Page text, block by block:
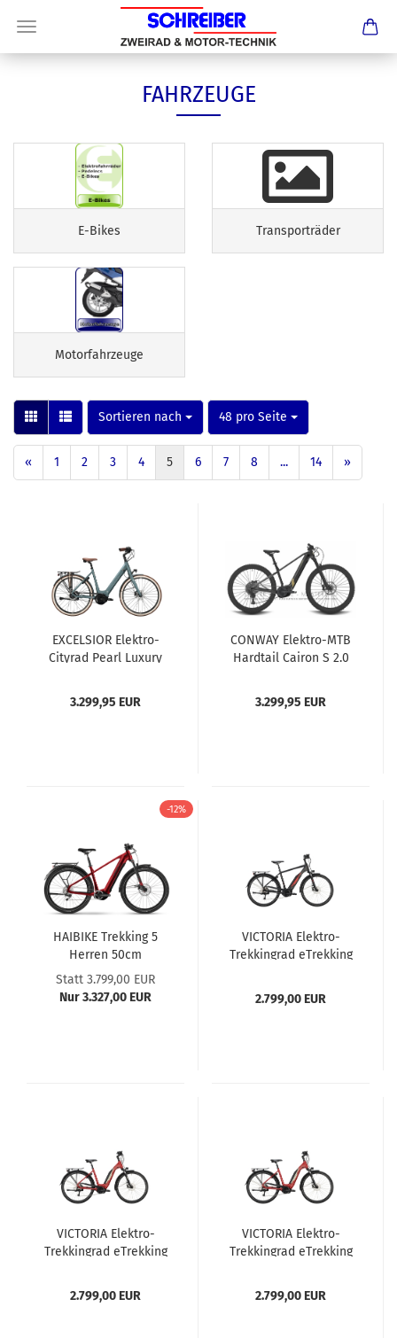
FAHRZEUGE
E-Bikes Transporträder
Motorfahrzeuge
Sortieren nach
Sortieren nach 48 pro Seite
pro Seite
« 1 2 3 4 5 6 7 8 ... 14 »
EXCELSIOR Elektro-
Cityrad Pearl Luxury
3.299,95 EUR
CONWAY Elektro-MTB
Hardtail Cairon S 2.0
3.299,95 EUR
-12%
HAIBIKE Trekking 5
Herren 50cm
rot/schwarz
Statt 3.799,00 EUR
Nur 3.327,00 EUR
VICTORIA Elektro-
Trekkingrad eTrekking
2.799,00 EUR
VICTORIA Elektro-
Trekkingrad eTrekking
2.799,00 EUR
VICTORIA Elektro-
Trekkingrad eTrekking
2.799,00 EUR